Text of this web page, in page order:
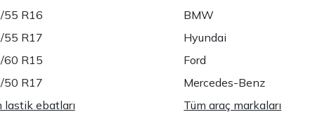
55 R16
55 R17
60 R15
50 R17
lastik ebatları
BMW
Hyundai
Ford
Mercedes-Benz
Tüm araç markaları